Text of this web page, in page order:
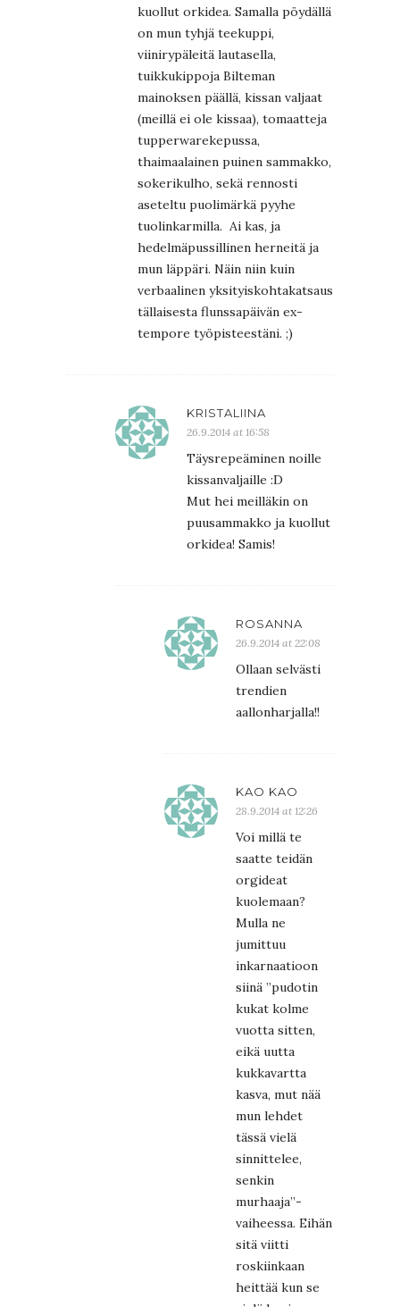
kuollut orkidea. Samalla pöydällä
on mun tyhjä teekuppi,
viinirypäleitä lautasella,
tuikkukippoja Bilteman
mainoksen päällä, kissan valjaat
(meillä ei ole kissaa), tomaatteja
tupperwarekepussa,
thaimaalainen puinen sammakko,
sokerikulho, sekä rennosti
aseteltu puolimärkä pyyhe
tuolinkarmilla. Ai kas, ja
hedelmäpussillinen herneitä ja
mun läppäri. Näin niin kuin
verbaalinen yksityiskohtakatsaus
tällaisesta flunssapäivän ex-
tempore työpisteestäni. ;)
KRISTALIINA
26.9.2014 at 16:58
Täysrepeäminen noille
kissanvaljaille :D
Mut hei meilläkin on
puusammakko ja kuollut
orkidea! Samis!
ROSANNA
26.9.2014 at 22:08
Ollaan selvästi
trendien
aallonharjalla!!
KAO KAO
28.9.2014 at 12:26
Voi millä te
saatte teidän
orgideat
kuolemaan?
Mulla ne
jumittuu
inkarnaatioon
siinä ”pudotin
kukat kolme
vuotta sitten,
eikä uutta
kukkavartta
kasva, mut nää
mun lehdet
tässä vielä
sinnittelee,
senkin
murhaaja”-
vaiheessa. Eihän
sitä viitti
roskiinkaan
heittää kun se